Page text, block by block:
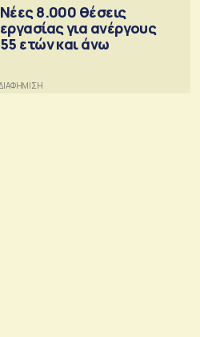
Νέες 8.000 θέσεις
εργασίας για ανέργους
55 ετών και άνω